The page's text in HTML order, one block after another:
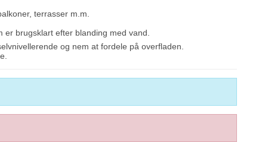
terrasser m.m.
brugsklart efter blanding med vand.
og nem at fordele på overfladen.